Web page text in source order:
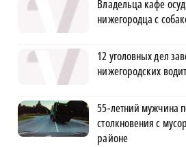
Владельца кафе
нижегородца с
12 уголовных дел
нижегородских
55-летний мужчина
столкновения с
районе